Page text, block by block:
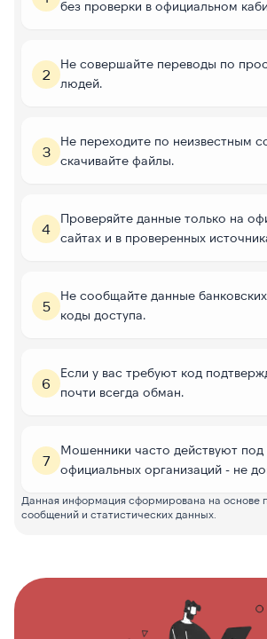
без проверки в официальном
2
Не совершайте переводы по
людей.
3
Не переходите по неизвестным
скачивайте файлы.
4
Проверяйте данные только на
сайтах и в проверенных
5
Не сообщайте данные
коды доступа.
6
Если у вас требуют код
почти всегда обман.
7
Мошенники часто действуют под
официальных организаций - не
Данная информация сформирована на основе
сообщений и статистических данных.